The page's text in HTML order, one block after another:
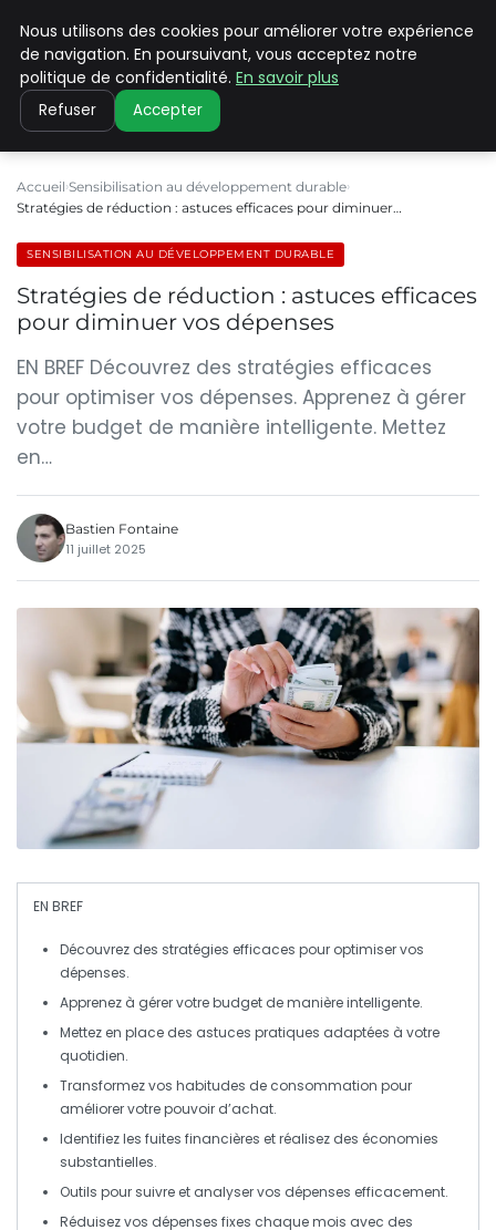
CLIMATE C ADVANCED
Accueil Sensibilisation au développement durable
Stratégies de réduction : astuces efficaces pour diminuer…
SENSIBILISATION AU DÉVELOPPEMENT DURABLE
Stratégies de réduction : astuces efficaces
pour diminuer vos dépenses
EN BREF Découvrez des stratégies efficaces
pour optimiser vos dépenses. Apprenez à gérer
votre budget de manière intelligente. Mettez
en…
Bastien Fontaine
11 juillet 2025
EN BREF
Découvrez des stratégies efficaces pour optimiser vos
dépenses.
Apprenez à gérer votre budget de manière intelligente.
Mettez en place des astuces pratiques adaptées à votre
quotidien.
Transformez vos habitudes de consommation pour
améliorer votrepouvoir d’achat.
Identifiez les fuites financières et réalisez des économies
substantielles.
Outils pour suivre et analyser vos dépenses efficacement.
Réduisez vos dépenses fixes chaque mois avec des
Nous utilisons des cookies pour améliorer votre expérience
de navigation. En poursuivant, vous acceptez notre
politique de confidentialité. En savoir plus
Refuser Accepter